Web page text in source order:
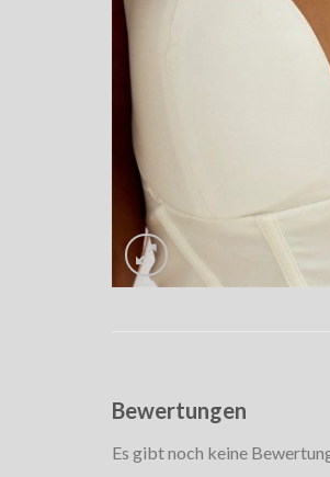
Bewertungen
Es gibt noch keine